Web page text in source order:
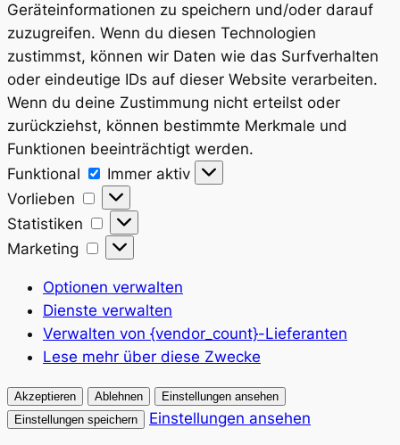
Geräteinformationen zu speichern und/oder darauf
zuzugreifen. Wenn du diesen Technologien
zustimmst, können wir Daten wie das Surfverhalten
oder eindeutige IDs auf dieser Website verarbeiten.
Wenn du deine Zustimmung nicht erteilst oder
zurückziehst, können bestimmte Merkmale und
Funktionen beeinträchtigt werden.
Funktional
Funktional
Immer aktiv
Vorlieben
Vorlieben
Statistiken
Statistiken
Marketing
Marketing
Optionen verwalten
Dienste verwalten
Verwalten von {vendor_count}-Lieferanten
Lese mehr über diese Zwecke
Akzeptieren Ablehnen
Einstellungen ansehen
Einstellungen speichern
Einstellungen ansehen